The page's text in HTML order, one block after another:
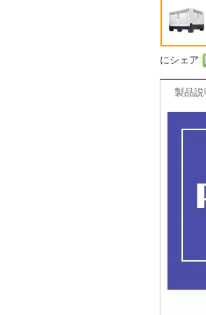
にシェア:
製品説